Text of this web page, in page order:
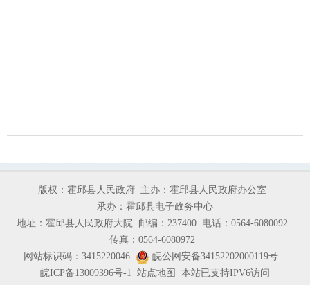
版权：霍邱县人民政府 主办：霍邱县人民政府办公室
承办：霍邱县电子政务中心
地址：霍邱县人民政府大院 邮编：237400 电话：0564-6080092
传真：0564-6080972
网站标识码：3415220046
皖公网安备34152202000119号
皖ICP备13009396号-1 站点地图 本站已支持IPV6访问